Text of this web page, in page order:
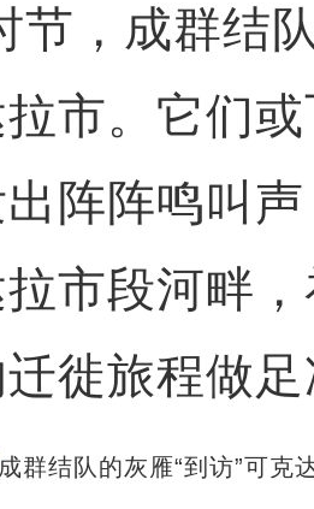
节，成群结
市。它们
阵阵鸣叫
市段河畔，
徙旅程做